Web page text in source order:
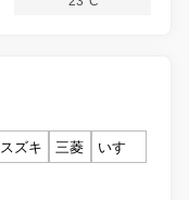
スズキ 三菱
いすゞ